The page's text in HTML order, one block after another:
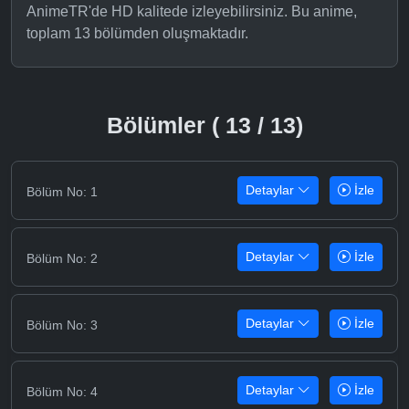
AnimeTR'de HD kalitede izleyebilirsiniz. Bu anime,
toplam 13 bölümden oluşmaktadır.
Bölümler ( 13 / 13)
Bölüm No: 1 Detaylar İzle
Bölüm No: 2 Detaylar İzle
Bölüm No: 3 Detaylar İzle
Bölüm No: 4 Detaylar İzle